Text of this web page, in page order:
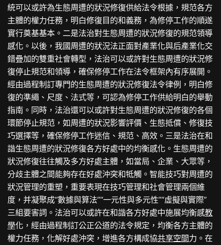
統可以或許為生態周遭的狀況修復供給法令根據，規范各方
主體的權力任務，明白修復目的和義務，為修停工作的順遂
實行奠基基本。二是法治對生態周遭的狀況修復的規范領導
感化。以後，我國周遭的狀況法正面對產業化與后產業化交
錯疊加的雙重社會轉型，法治可以或許對生態周遭的狀況修
復停止規范和領導，確保修停工作在法令框架內有序展開。
經由過程制訂專門的生態周遭的狀況修復法令律例，明白修
復的準繩、尺度、法式等，可認為修停工作供給明白的舉動
指南。同時，法治還可以或許對生態周遭的狀況修復的各個
環節停止規范，如周遭的狀況影響評價、生態抵償、修復技
巧選擇等，確保修停工作迷信、規范、高效。三是法治在和
諧生態周遭的狀況修復各方好處中的均衡感化。生態周遭的
狀況修復往往觸及多方好處主體，如當局、企業、大眾等，
分歧主體之間能夠存在好處沖突和牴觸。智能技巧對周遭的
狀況管理的重塑，重要表現在技巧管理和社會管理兩個維
度，并凝聚成“數據與算法”“一元性與多元性”“虛擬與實際”
三組要害詞。法治可以或許在和諧各方好處中施展均衡感教
學化，經由過程制訂公正公道的法令規定，均衡各方主體的
權力任務，化解好處沖突，增進各方構成協共享空間力。在